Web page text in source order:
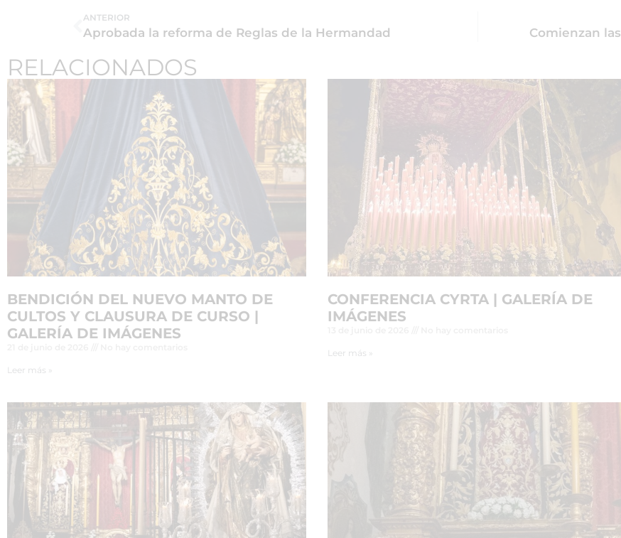
ANTERIOR
Aprobada la reforma de Reglas de la Hermandad Comienzan
RELACIONADOS
BENDICIÓN DEL NUEVO MANTO DE
CULTOS Y CLAUSURA DE CURSO |
GALERÍA DE IMÁGENES
Leer más »
CONFERENCIA CYRTA | GALERÍA DE
IMÁGENES
Leer más »